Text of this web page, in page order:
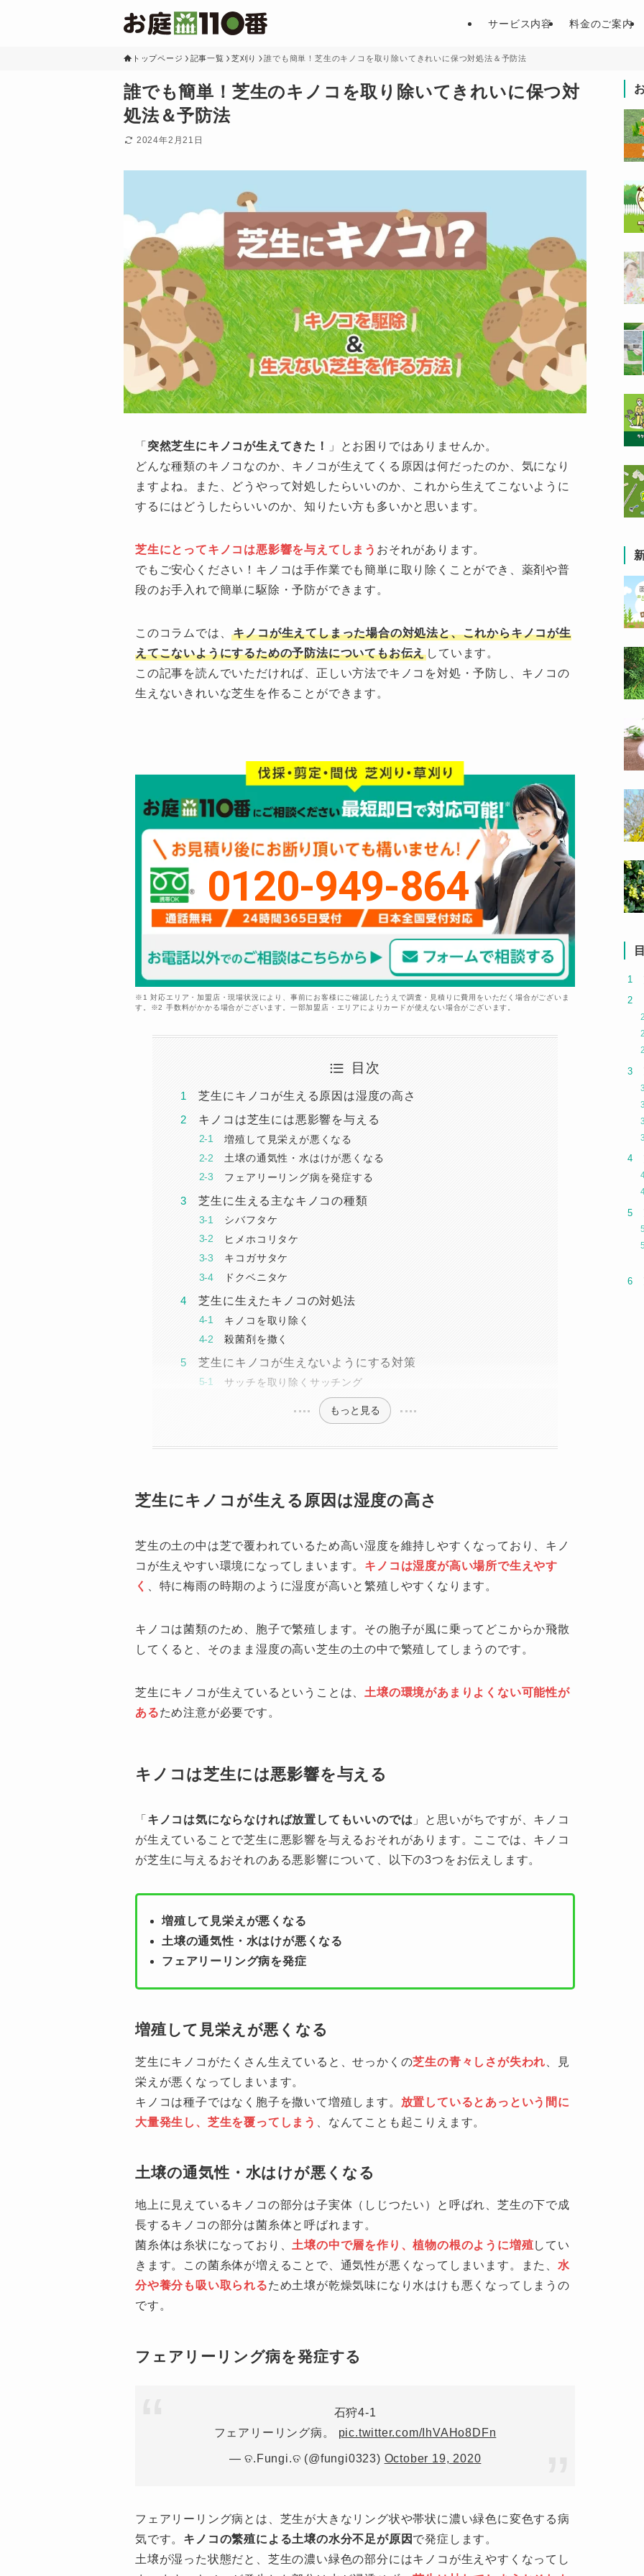
サービス内容 料金のご案内
トップページ 記事一覧 芝刈り 誰でも簡単！芝生のキノコを取り除いてきれいに保つ対処法＆予防法
誰でも簡単！芝生のキノコを取り除いてきれいに保つ対
処法＆予防法
2024年2月21日
「 突然芝生にキノコが生えてきた！
」とお困りではありませんか。
どんな種類のキノコなのか、キノコが生えてくる原因は何だったのか、気になり
ますよね。また、どうやって対処したらいいのか、これから生えてこないように
するにはどうしたらいいのか、知りたい方も多いかと思います。
芝生にとってキノコは悪影響を与えてしまう おそれがあります。
でもご安心ください！キノコは手作業でも簡単に取り除くことができ、薬剤や普
段のお手入れで簡単に駆除・予防ができます。
このコラムでは、キノコが生えてしまった場合の対処法と、これからキノコが生
えてこないようにするための予防法についてもお伝え しています。
この記事を読んでいただければ、正しい方法でキノコを対処・予防し、キノコの
生えないきれいな芝生を作ることができます。
0120-949-864
※1 対応エリア・加盟店・現場状況により、事前にお客様にご確認したうえで調査・見積りに費用をいただく場合がございま
す。※2 手数料がかかる場合がございます。一部加盟店・エリアによりカードが使えない場合がございます。
目次
芝生にキノコが生える原因は湿度の高さ
キノコは芝生には悪影響を与える
増殖して見栄えが悪くなる
土壌の通気性・水はけが悪くなる
フェアリーリング病を発症する
芝生に生える主なキノコの種類
シバフタケ
ヒメホコリタケ
キコガサタケ
ドクベニタケ
芝生に生えたキノコの対処法
キノコを取り除く
殺菌剤を撒く
芝生にキノコが生えないようにする対策
サッチを取り除くサッチング
もっと見る
芝生にキノコが生える原因は湿度の高さ
芝生の土の中は芝で覆われているため高い湿度を維持しやすくなっており、キノ
コが生えやすい環境になってしまいます。 キノコは湿度が高い場所で生えやす
く
、特に梅雨の時期のように湿度が高いと繁殖しやすくなります。
キノコは菌類のため、胞子で繁殖します。その胞子が風に乗ってどこからか飛散
してくると、そのまま湿度の高い芝生の土の中で繁殖してしまうのです。
芝生にキノコが生えているということは、 土壌の環境があまりよくない可能性が
あるため注意が必要です。
キノコは芝生には悪影響を与える
「 キノコは気にならなければ放置してもいいのでは 」と思いがちですが、キノコ
が生えていることで芝生に悪影響を与えるおそれがあります。ここでは、キノコ
が芝生に与えるおそれのある悪影響について、以下の3つをお伝えします。
増殖して見栄えが悪くなる
土壌の通気性・水はけが悪くなる
フェアリーリング病を発症
増殖して見栄えが悪くなる
芝生にキノコがたくさん生えていると、せっかくの芝生の青々しさが失われ 、見
栄えが悪くなってしまいます。
キノコは種子ではなく胞子を撒いて増殖します。 放置しているとあっという間に
大量発生し、芝生を覆ってしまう
、なんてことも起こりえます。
土壌の通気性・水はけが悪くなる
地上に見えているキノコの部分は子実体（しじつたい）と呼ばれ、芝生の下で成
長するキノコの部分は菌糸体と呼ばれます。
菌糸体は糸状になっており、 土壌の中で層を作り、植物の根のように増殖してい
きます。この菌糸体が増えることで、通気性が悪くなってしまいます。また、 水
分や養分も吸い取られるため土壌が乾燥気味になり水はけも悪くなってしまうの
です。
フェアリーリング病を発症する
石狩4-1
フェアリーリング病。
pic.twitter.com/IhVAHo8DFn
— ତ.Fungi.ତ (@fungi0323) October 19, 2020
フェアリーリング病とは、芝生が大きなリング状や帯状に濃い緑色に変色する病
気です。
キノコの繁殖による土壌の水分不足が原因 で発症します。
土壌が湿った状態だと、芝生の濃い緑色の部分にはキノコが生えやすくなってし
まいます。キノコが発生した部分は水が浸透せず、芝生は枯れてしまうおそれも